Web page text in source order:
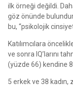
ilk örneği değildi.
göz önünde
bu, “psikolojik
Katılımcılara
ve sonra IQ’larını
(yüzde 66) kendine
5 erkek ve 38 kadın,